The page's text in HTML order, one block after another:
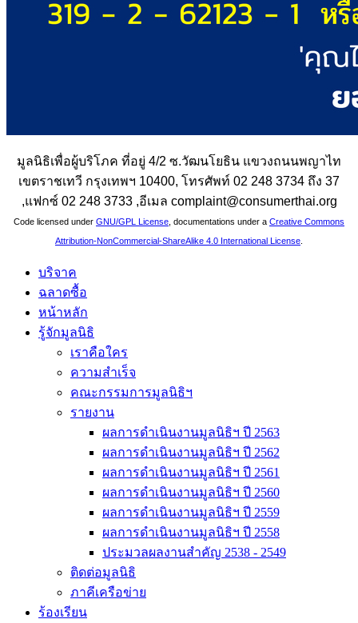
มูลนิธิเพื่อผู้บริโภค ที่อยู่ 4/2 ซ.วัฒนโยธิน แขวงถนนพญาไท
เขตราชเทวี กรุงเทพฯ 10400, โทรศัพท์ 02 248 3734 ถึง 37
,แฟกซ์ 02 248 3733 ,อีเมล complaint@consumerthai.org
Code licensed under GNU/GPL License , documentations under a Creative Commons
Attribution-NonCommercial-ShareAlike 4.0 International License
บริจาค
ฉลาดซื้อ
หน้าหลัก
รู้จักมูลนิธิ
เราคือใคร
ความสำเร็จ
คณะกรรมการมูลนิธิฯ
รายงาน
ผลการดำเนินงานมูลนิธิฯ ปี 2563
ผลการดำเนินงานมูลนิธิฯ ปี 2562
ผลการดำเนินงานมูลนิธิฯ ปี 2561
ผลการดำเนินงานมูลนิธิฯ ปี 2560
ผลการดำเนินงานมูลนิธิฯ ปี 2559
ผลการดำเนินงานมูลนิธิฯ ปี 2558
ประมวลผลงานสำคัญ 2538 - 2549
ติดต่อมูลนิธิ
ภาคีเครือข่าย
ร้องเรียน